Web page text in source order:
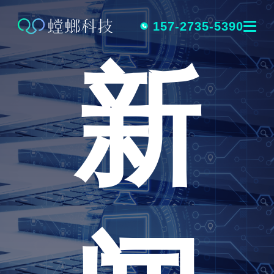
跳
内
容
157-2735-5390
新